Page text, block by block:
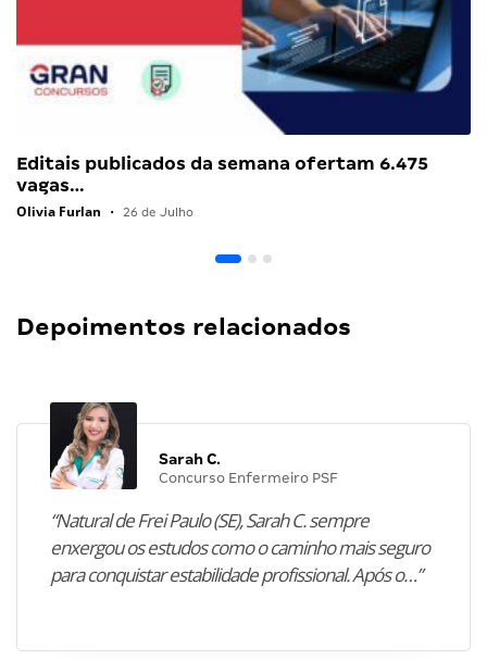
Editais publicados da semana ofertam 6.475
vagas…
Olivia Furlan • 26 de Julho
Depoimentos relacionados
Sarah C.
Concurso Enfermeiro PSF
“Natural de Frei Paulo (SE), Sarah C. sempre
enxergou os estudos como o caminho mais seguro
para conquistar estabilidade profissional. Após o…”